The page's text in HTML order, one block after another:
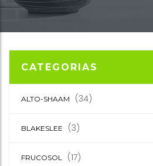
CATEGORIAS
ALTO-SHAAM (34)
BLAKESLEE (3)
FRUCOSOL (17)